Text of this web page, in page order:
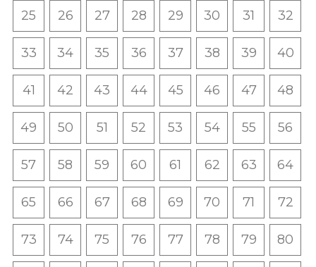
25 26 27 28 29 30 31 32
33 34 35 36 37 38 39 40
41 42 43 44 45 46 47 48
49 50 51 52 53 54 55 56
57 58 59 60 61 62 63 64
65 66 67 68 69 70 71 72
73 74 75 76 77 78 79 80